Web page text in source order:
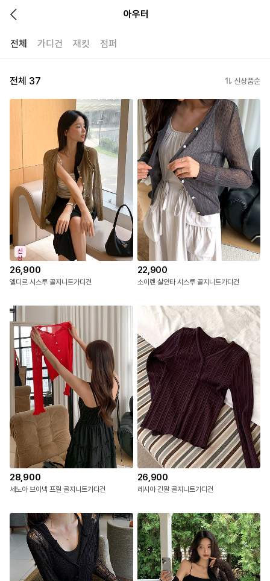
아우터
전체 가디건 재킷 점퍼
전체 37 신상품순
신
상
26,900
엘디르 시스루 골지니트가디건
22,900
소이렌 살안타 시스루 골지니트가디건
28,900
세노아 브이넥 프릴 골지니트가디건
26,900
레시아 긴팔 골지니트가디건